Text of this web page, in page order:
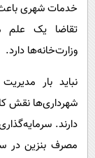
خدمات شهری
تقاضا یک علم
وزارت‌خانه‌ها دارد.
نباید بار
شهرداری‌ها نقش
دارند.
مصرف بنزین در